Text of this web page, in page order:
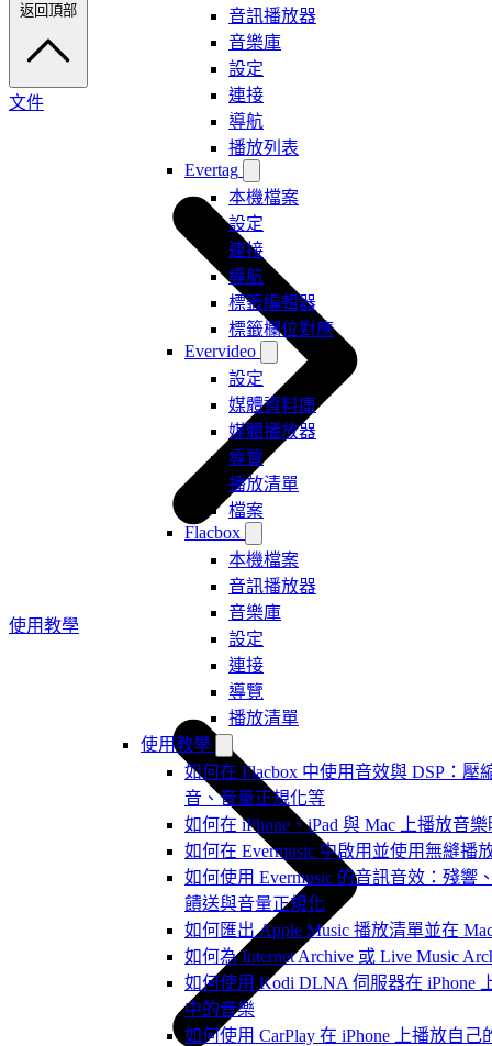
音訊播放器
音樂庫
設定
連接
導航
播放列表
Evertag
本機檔案
設定
連接
導航
標籤編輯器
標籤欄位對應
Evervideo
設定
媒體資料庫
媒體播放器
導覽
播放清單
檔案
Flacbox
本機檔案
音訊播放器
音樂庫
設定
連接
導覽
播放清單
使用教學
如何在 Flacbox 中使用音效與 DSP：壓
音、音量正規化等
如何在 iPhone、iPad 與 Mac 上播放音
如何在 Evermusic 中啟用並使用無縫播
如何使用 Evermusic 的音訊音效：殘響
饋送與音量正規化
如何匯出 Apple Music 播放清單並在
如何為 Internet Archive 或 Live Music
如何使用 Kodi DLNA 伺服器在 iPhone
中的音樂
如何使用 CarPlay 在 iPhone 上播放自己
返回頂部
文件
使用教學